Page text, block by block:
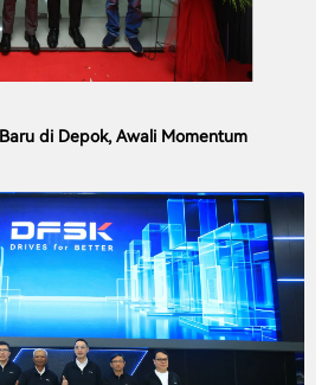
di Depok, Awali Momentum